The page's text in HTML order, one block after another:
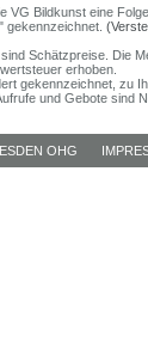
VG Bildkunst eine
gekennzeichnet.
Schätzpreise. Die
erhoben.
gekennzeichnet, zu
und Gebote sind
OHG